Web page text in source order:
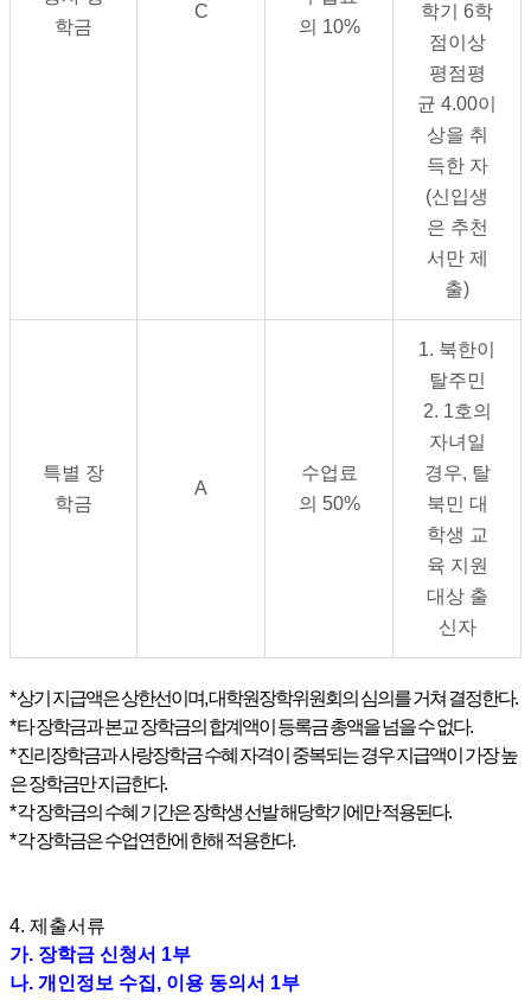
학금
C
의 10%
학기 6학
점이상
평점평
균 4.00이
상을 취
득한 자
(신입생
은 추천
서만 제
출)
특별 장
학금
A
수업료
의 50%
1. 북한이
탈주민
2. 1호의
자녀일
경우, 탈
북민 대
학생 교
육 지원
대상 출
신자
*상기 지급액은 상한선이며,대학원장학위원회의 심의를 거쳐 결정한다.
*타 장학금과 본교 장학금의 합계액이 등록금 총액을 넘을 수 없다.
*진리장학금과 사랑장학금 수혜 자격이 중복되는 경우 지급액이 가장 높
은 장학금만 지급한다.
*각 장학금의 수혜 기간은 장학생 선발 해당학기에만 적용된다.
*각 장학금은 수업연한에 한해 적용한다.
4. 제출서류
가. 장학금 신청서 1부
나. 개인정보 수집, 이용 동의서 1부